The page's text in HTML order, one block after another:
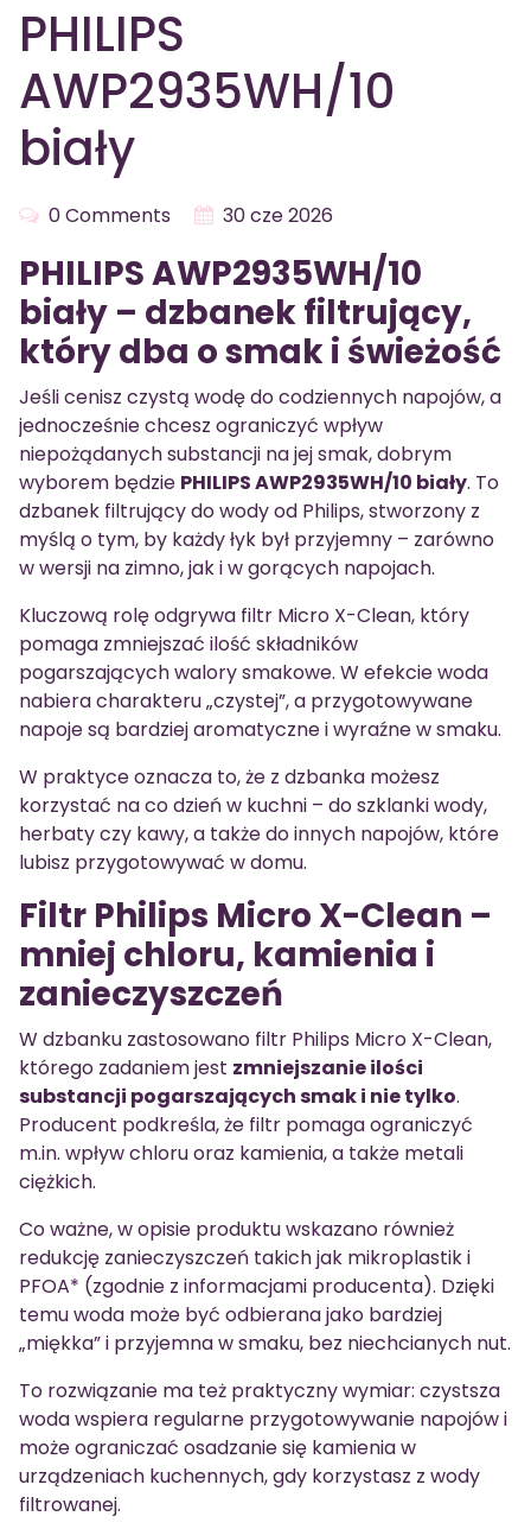
PHILIPS
AWP2935WH/10
biały
0 Comments 30 cze 2026
PHILIPS AWP2935WH/10
biały – dzbanek filtrujący,
który dba o smak i świeżość
Jeśli cenisz czystą wodę do codziennych napojów, a
jednocześnie chcesz ograniczyć wpływ
niepożądanych substancji na jej smak, dobrym
wyborem będzie PHILIPS AWP2935WH/10 biały. To
dzbanek filtrujący do wody od Philips, stworzony z
myślą o tym, by każdy łyk był przyjemny – zarówno
w wersji na zimno, jak i w gorących napojach.
Kluczową rolę odgrywa filtr Micro X-Clean, który
pomaga zmniejszać ilość składników
pogarszających walory smakowe. W efekcie woda
nabiera charakteru „czystej”, a przygotowywane
napoje są bardziej aromatyczne i wyraźne w smaku.
W praktyce oznacza to, że z dzbanka możesz
korzystać na co dzień w kuchni – do szklanki wody,
herbaty czy kawy, a także do innych napojów, które
lubisz przygotowywać w domu.
Filtr Philips Micro X-Clean –
mniej chloru, kamienia i
zanieczyszczeń
W dzbanku zastosowano filtr Philips Micro X-Clean,
którego zadaniem jest zmniejszanie ilości
substancji pogarszających smak i nie tylko.
Producent podkreśla, że filtr pomaga ograniczyć
m.in. wpływ chloru oraz kamienia, a także metali
ciężkich.
Co ważne, w opisie produktu wskazano również
redukcję zanieczyszczeń takich jak mikroplastik i
PFOA* (zgodnie z informacjami producenta). Dzięki
temu woda może być odbierana jako bardziej
„miękka” i przyjemna w smaku, bez niechcianych nut.
To rozwiązanie ma też praktyczny wymiar: czystsza
woda wspiera regularne przygotowywanie napojów i
może ograniczać osadzanie się kamienia w
urządzeniach kuchennych, gdy korzystasz z wody
filtrowanej.